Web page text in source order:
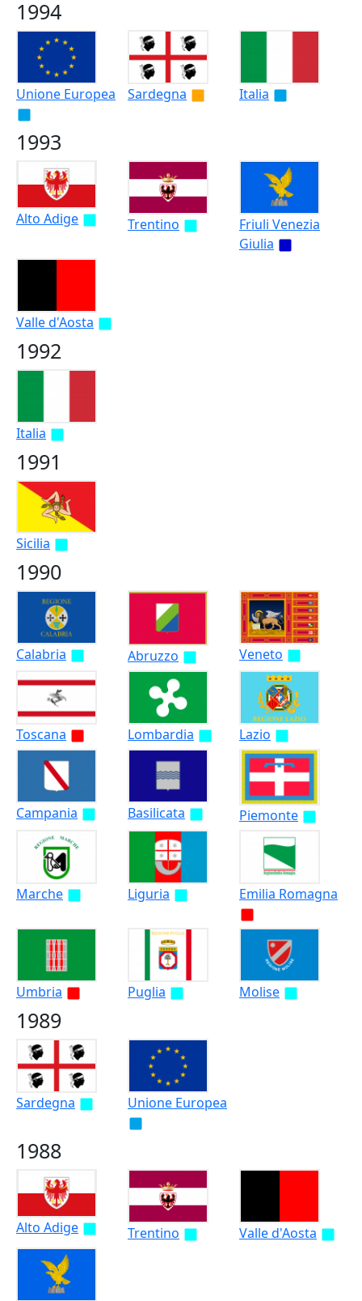
1994
Unione Europea Sardegna Italia
1993
Alto Adige Trentino
Friuli Venezia
Giulia
Valle d'Aosta
1992
Italia
1991
Sicilia
1990
Calabria Abruzzo Veneto
Toscana Lombardia Lazio
Campania Basilicata Piemonte
Marche Liguria Emilia Romagna
Umbria Puglia Molise
1989
Sardegna Unione Europea
1988
Alto Adige Trentino Valle d'Aosta